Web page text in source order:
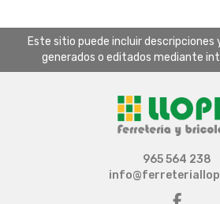
Este sitio puede incluir descripciones
generados o editados mediante
965 564 238